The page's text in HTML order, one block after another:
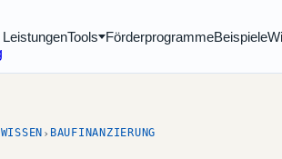
LeistungenTools FörderprogrammeBeispiele
WISSEN › BAUFINANZIERUNG